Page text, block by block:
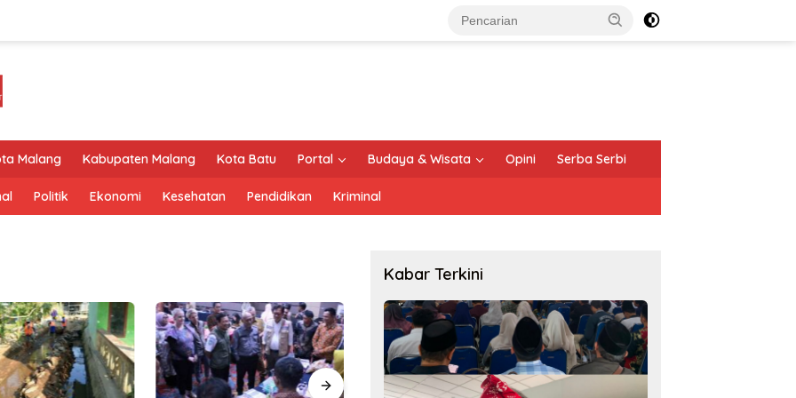
Malang Kabupaten Malang Kota Batu Portal Budaya & Wisata Opini Serba Serbi
Politik Ekonomi Kesehatan Pendidikan Kriminal
Kabar Terkini